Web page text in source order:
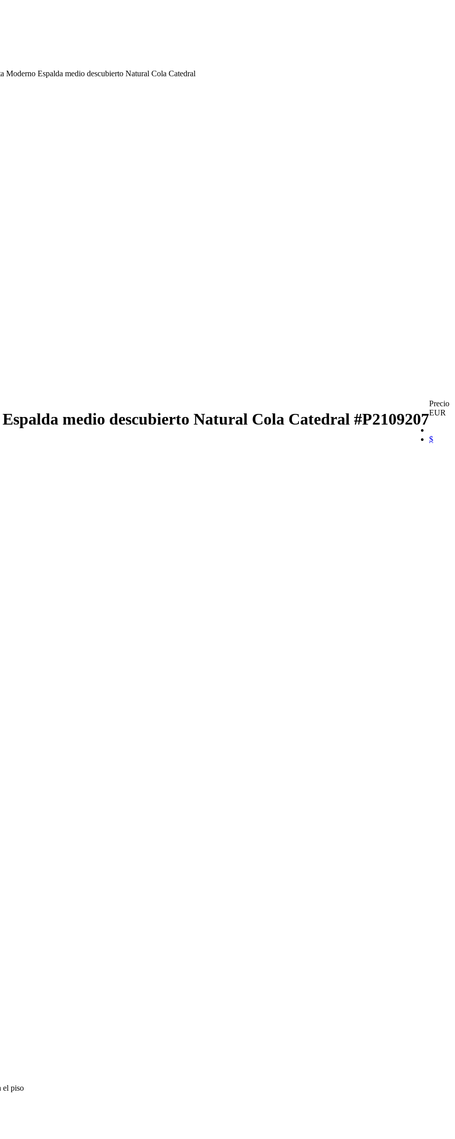
Moderno Espalda medio descubierto Natural Cola Catedral
medio descubierto Natural Cola Catedral #P2109207
Precio
EUR
$
el piso